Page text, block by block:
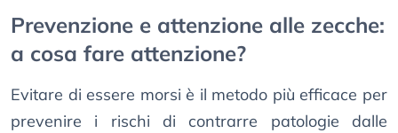
Prevenzione e attenzione alle zecche:
a cosa fare attenzione?
Evitare di essere morsi è il metodo più efficace per
prevenire i rischi di contrarre patologie dalle